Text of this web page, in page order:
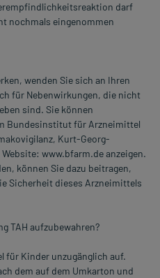
darf
nochmals eingenommen
wenden Sie sich an Ihren
für Nebenwirkungen, die nicht
sind. Sie können
Bundesinstitut für Arzneimittel
Kurt-Georg-
www.bfarm.de anzeigen.
können Sie dazu beitragen,
Sicherheit dieses Arzneimittels
TAH aufzubewahren?
für Kinder unzugänglich auf.
dem auf dem Umkarton und